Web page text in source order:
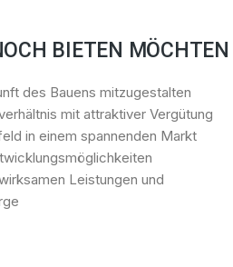
BIETEN MÖCHTEN
des Bauens mitzugestalten
mit attraktiver Vergütung
in einem spannenden Markt
Leistungen und